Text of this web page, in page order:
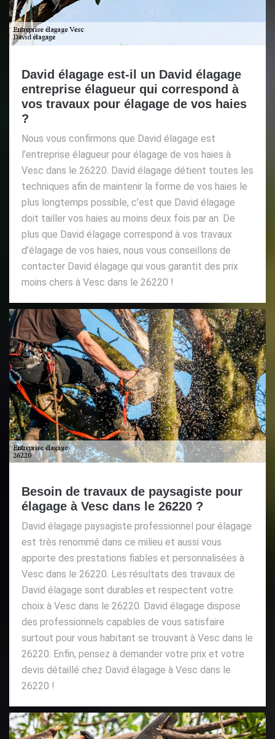
David élagage est-il un David élagage
entreprise élagueur qui correspond à
vos travaux pour élagage de vos haies
?
Nous vous confirmons que David élagage est
l’entreprise élagueur pour élagage de vos haies à
Vesc dans le 26220. David élagage détient toutes les
techniques afin de maintenir la forme de vos haies le
plus longtemps possible, c’est que David élagage
doit tailler vos haies au moins deux fois par an. De
plus que David élagage correspond à vos travaux
d’élagage de vos haies, nous vous conseillons de
contacter David élagage qui vous garantit des prix
moins chers à Vesc dans le 26220 !
Besoin de travaux de paysagiste pour
élagage à Vesc dans le 26220 ?
David élagage paysagiste professionnel pour élagage
est très renommé dans ce milieu et aussi vous
apporte des prestations fiables et personnalisées à
Vesc dans le 26220. Les résultats des travaux de
David élagage sont durables et respectent votre
choix à Vesc dans le 26220. David élagage dispose
des professionnels capables de vous satisfaire
surtout pour vous habitant se trouvant à Vesc dans le
26220. Enfin, pensez à demander votre prix et votre
devis détaillé chez David élagage à Vesc dans le
26220 !